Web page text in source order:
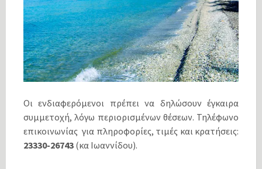
Οι ενδιαφερόμενοι πρέπει να δηλώσουν έγκαιρα
συμμετοχή, λόγω περιορισμένων θέσεων. Τηλέφωνο
επικοινωνίας για πληροφορίες, τιμές και κρατήσεις:
23330-26743 (κα Ιωαννίδου).